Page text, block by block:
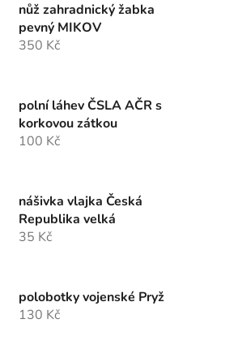
nůž zahradnický žabka
pevný MIKOV
350 Kč
polní láhev ČSLA AČR s
korkovou zátkou
100 Kč
nášivka vlajka Česká
Republika velká
35 Kč
polobotky vojenské Pryž
130 Kč